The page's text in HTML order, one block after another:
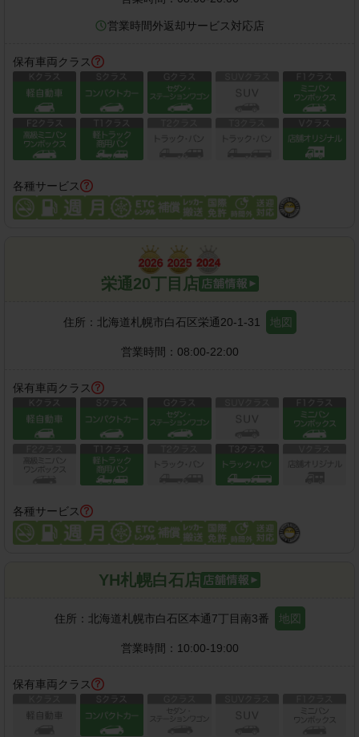
営業時間外返却サービス対応店
保有車両クラス
各種サービス
栄通20丁目店
住所： 北海道札幌市白石区栄通20-1-31 地図
営業時間： 08:00-22:00
保有車両クラス
各種サービス
YH札幌白石店
住所： 北海道札幌市白石区本通7丁目南3番 地図
営業時間： 10:00-19:00
保有車両クラス